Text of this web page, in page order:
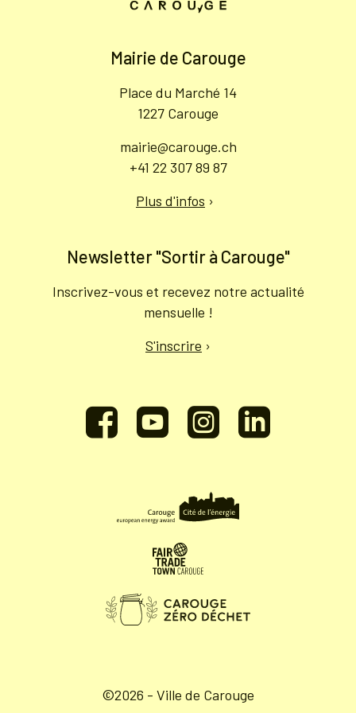
Mairie de Carouge
Place du Marché 14
1227 Carouge
mairie@carouge.ch
+41 22 307 89 87
Plus d'infos ›
Newsletter "Sortir à Carouge"
Inscrivez-vous et recevez notre actualité
mensuelle !
S'inscrire ›
©2026 - Ville de Carouge